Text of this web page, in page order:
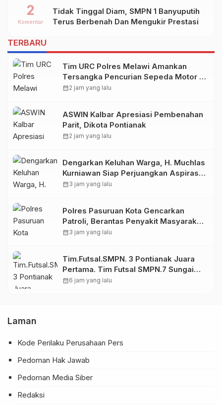
Kab.TUBAN
Tidak Tinggal Diam, SMPN 1 Banyuputih
Terus Berbenah Dan Mengukir Prestasi
2
Komentar
TERBARU
Tim URC Polres Melawi Amankan
Tersangka Pencurian Sepeda Motor di
Desa Paal
calendar_month2 jam yang lalu
ASWIN Kalbar Apresiasi Pembenahan
Parit, Dikota Pontianak
calendar_month2 jam yang lalu
Dengarkan Keluhan Warga, H. Muchlas
Kurniawan Siap Perjuangkan Aspirasi
Masyarakat
calendar_month3 jam yang lalu
Polres Pasuruan Kota Gencarkan
Patroli, Berantas Penyakit Masyarakat
di Karanganyar
calendar_month3 jam yang lalu
Tim.Futsal.SMPN. 3 Pontianak Juara
Pertama. Tim Futsal SMPN.7 Sungai
Raya Mendapat Juara Kedua.
calendar_month6 jam yang lalu
Laman
Kode Perilaku Perusahaan Pers
Pedoman Hak Jawab
Pedoman Media Siber
Redaksi